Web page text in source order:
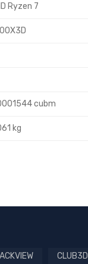
Ryzen 7
cubm
kg
CLUB3D